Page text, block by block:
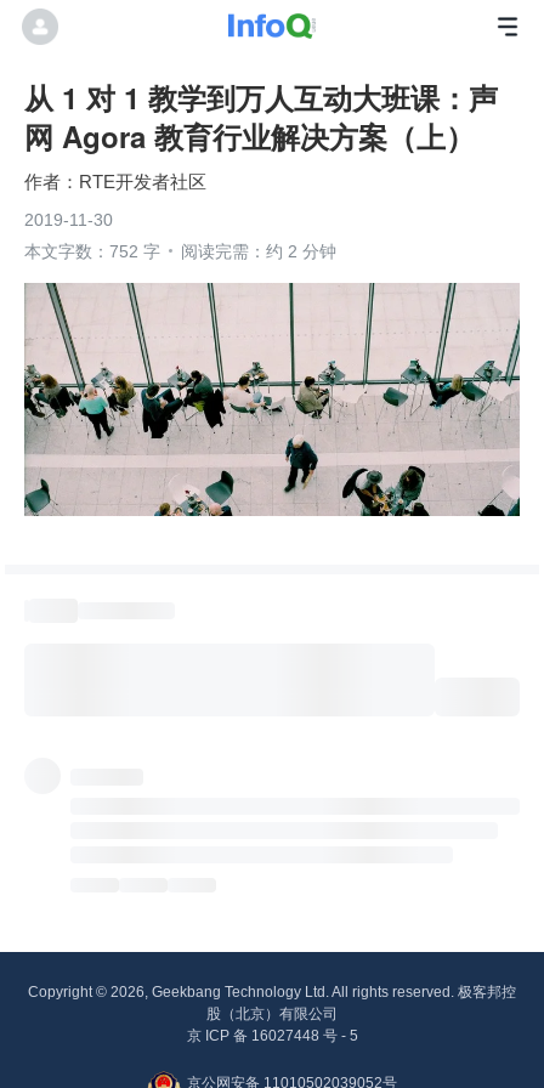
从 1 对 1 教学到万人互动大班课：声
网 Agora 教育行业解决方案（上）
RTE开发者社区
2019-11-30
本文字数：752 字
阅读完需：约 2 分钟
Copyright © 2026, Geekbang Technology Ltd. All rights reserved. 极客邦控
股（北京）有限公司
京 ICP 备 16027448 号 - 5
京公网安备 11010502039052号